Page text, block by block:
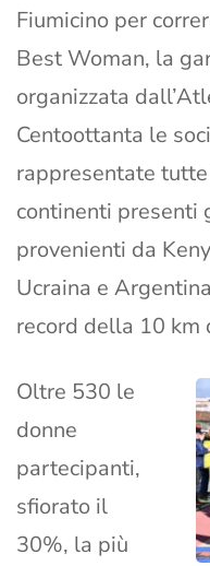
Fiumicino per
Best Woman, la
organizzata
Centoottanta le
rappresentate
continenti presenti
provenienti da
Ucraina e
record della 10 km
Oltre 530 le
donne
partecipanti,
sfiorato il
30%, la più